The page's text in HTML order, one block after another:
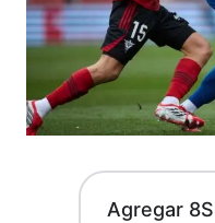
Agregar